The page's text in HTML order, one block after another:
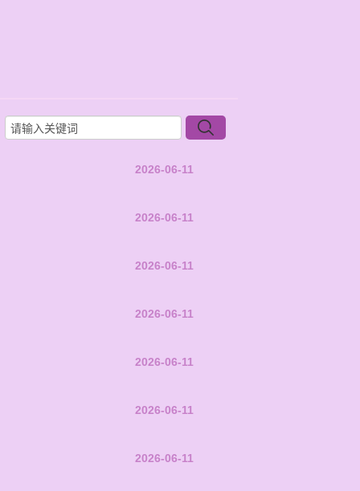
2026-06-11
2026-06-11
2026-06-11
2026-06-11
2026-06-11
2026-06-11
2026-06-11